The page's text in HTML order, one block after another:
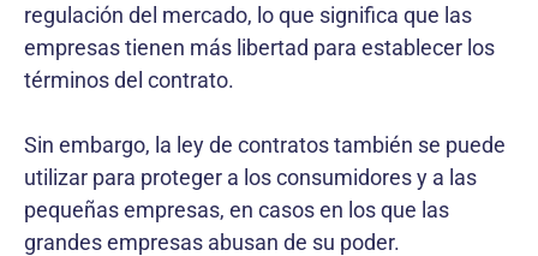
regulación del mercado, lo que significa que las
empresas tienen más libertad para establecer los
términos del contrato.
Sin embargo, la ley de contratos también se puede
utilizar para proteger a los consumidores y a las
pequeñas empresas, en casos en los que las
grandes empresas abusan de su poder.